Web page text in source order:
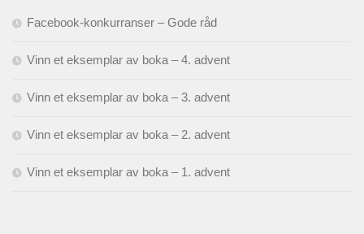
Facebook-konkurranser – Gode råd
Vinn et eksemplar av boka – 4. advent
Vinn et eksemplar av boka – 3. advent
Vinn et eksemplar av boka – 2. advent
Vinn et eksemplar av boka – 1. advent